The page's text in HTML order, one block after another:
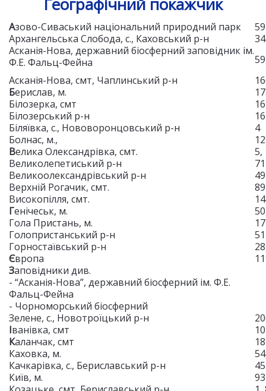
Азово-Сиваський національний природний парк
59
Архангельська Слобода, с., Каховський р-н
34
Асканія-Нова, державний біосферний заповідник ім.
Ф.Е. Фальц-Фейна
Асканія-Нова, смт, Чаплинський р-н
Берислав, м.
Білозерка, смт
Білозерський р-н
Біляївка, с., Нововоронцовський р-н
4
Болнас, м.,
Велика Олександрівка, смт.
5,
Великолепетиський р-н
71
Великоолександрівський р-н
49
Верхній Рогачик, смт.
89
Високопілля, смт.
Генічеськ, м.
Гола Пристань, м.
Голопристанський р-н
51
Горностаївський р-н
Європа
Заповідники див.
- “Асканія-Нова”, державний біосферний ім. Ф.Е.
Фальц-Фейна
- Чорноморський біосферний
Зелене, с., Новотроїцький р-н
Іванівка, смт
Каланчак, смт
18
Каховка, м.
Качкарівка, с., Бериславський р-н
45
Київ, м.
93